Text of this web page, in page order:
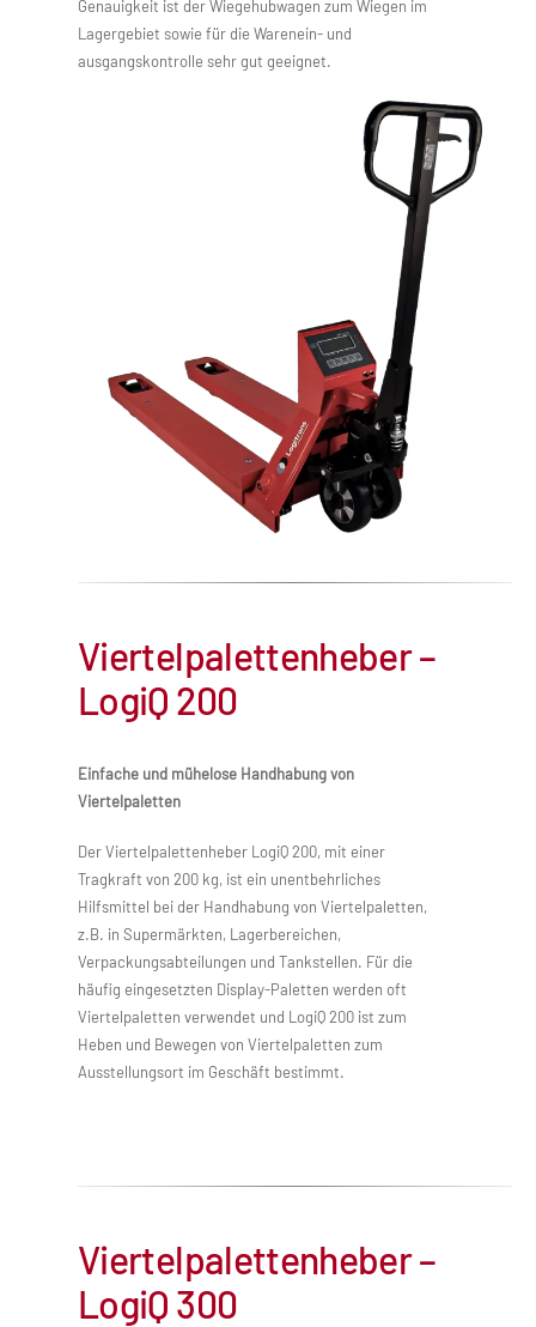
Genauigkeit ist der Wiegehubwagen zum Wiegen im
Lagergebiet sowie für die Warenein- und
ausgangskontrolle sehr gut geeignet.
Viertelpalettenheber –
LogiQ 200
Einfache und mühelose Handhabung von
Viertelpaletten
Der Viertelpalettenheber LogiQ 200, mit einer
Tragkraft von 200 kg, ist ein unentbehrliches
Hilfsmittel bei der Handhabung von Viertelpaletten,
z.B. in Supermärkten, Lagerbereichen,
Verpackungsabteilungen und Tankstellen. Für die
häufig eingesetzten Display-Paletten werden oft
Viertelpaletten verwendet und LogiQ 200 ist zum
Heben und Bewegen von Viertelpaletten zum
Ausstellungsort im Geschäft bestimmt.
Viertelpalettenheber –
LogiQ 300